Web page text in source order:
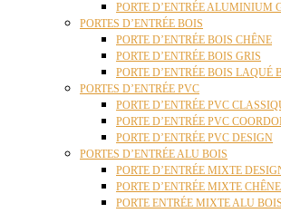
PORTE D’ENTRÉE ALUMINIUM
PORTES D’ENTRÉE BOIS
PORTE D’ENTRÉE BOIS CHÊNE
PORTE D’ENTRÉE BOIS GRIS
PORTE D’ENTRÉE BOIS LAQUÉ
PORTES D’ENTRÉE PVC
PORTE D’ENTRÉE PVC
PORTE D’ENTRÉE PVC
PORTE D’ENTRÉE PVC DESIGN
PORTES D’ENTRÉE ALU BOIS
PORTE D’ENTRÉE MIXTE
PORTE D’ENTRÉE MIXTE CHÊNE
PORTE ENTRÉE MIXTE ALU BOIS